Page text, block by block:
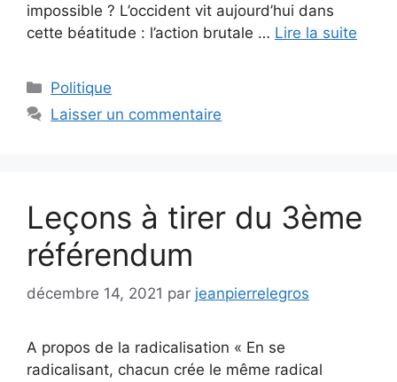
impossible ? L’occident vit aujourd’hui dans
cette béatitude : l’action brutale … Lire la suite
Catégories
Politique
Laisser un commentaire
Leçons à tirer du 3ème
référendum
décembre 14, 2021 par jeanpierrelegros
A propos de la radicalisation « En se
radicalisant, chacun crée le même radical